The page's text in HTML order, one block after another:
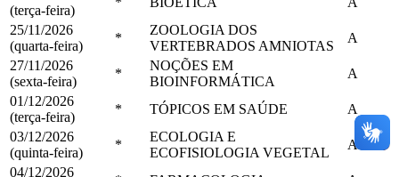
(terça-feira)
25/11/2026
(quarta-feira)
*
ZOOLOGIA DOS
VERTEBRADOS AMNIOTAS
A
27/11/2026
(sexta-feira)
*
NOÇÕES EM
BIOINFORMÁTICA
A
01/12/2026
(terça-feira)
* TÓPICOS EM SAÚDE
A
03/12/2026
(quinta-feira)
*
ECOLOGIA E
ECOFISIOLOGIA VEGETAL
A
04/12/2026